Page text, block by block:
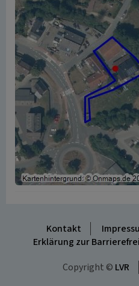
Kontakt
Erklärung zur
Copyright © LVR